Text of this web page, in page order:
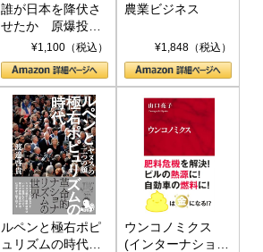
誰が日本を降伏さ
せたか 原爆投
下、ソ連参戦、そ
して聖断 (PHP新
書)
¥1,100（税込）
農業ビジネス
¥1,848（税込）
ルペンと極右ポピ
ュリズムの時代：
ウンコノミクス
(インターナショナ